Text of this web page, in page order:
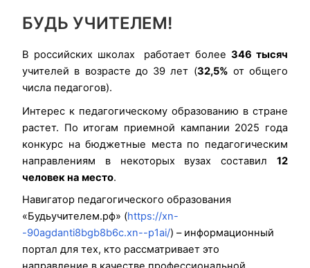
БУДЬ УЧИТЕЛЕМ!
В российских школах работает более346 тысяч
учителей в возрасте до 39 лет (32,5% от общего
числа педагогов).
Интерес к педагогическому образованию в стране
растет. По итогам приемной кампании 2025 года
конкурс на бюджетные места по педагогическим
направлениям в некоторых вузах составил 12
человек на место.
Навигатор педагогического образования
«Будьучителем.рф» (https://xn-
-90agdanti8bgb8b6c.xn--p1ai/) – информационный
портал для тех, кто рассматривает это